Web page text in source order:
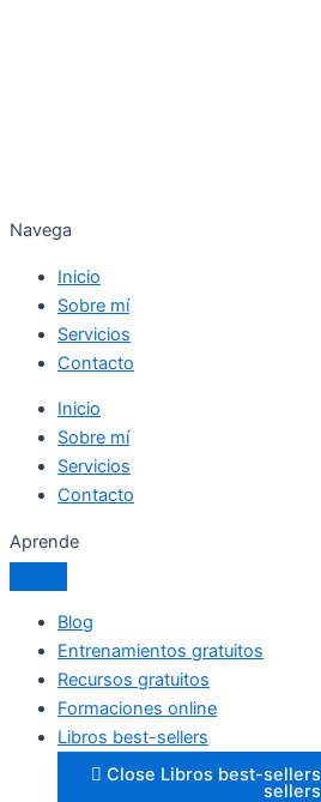
Navega
Inicio
Sobre mí
Servicios
Contacto
Inicio
Sobre mí
Servicios
Contacto
Aprende
Blog
Entrenamientos gratuitos
Recursos gratuitos
Formaciones online
Libros best-sellers
Close Libros best-sellers
sellers